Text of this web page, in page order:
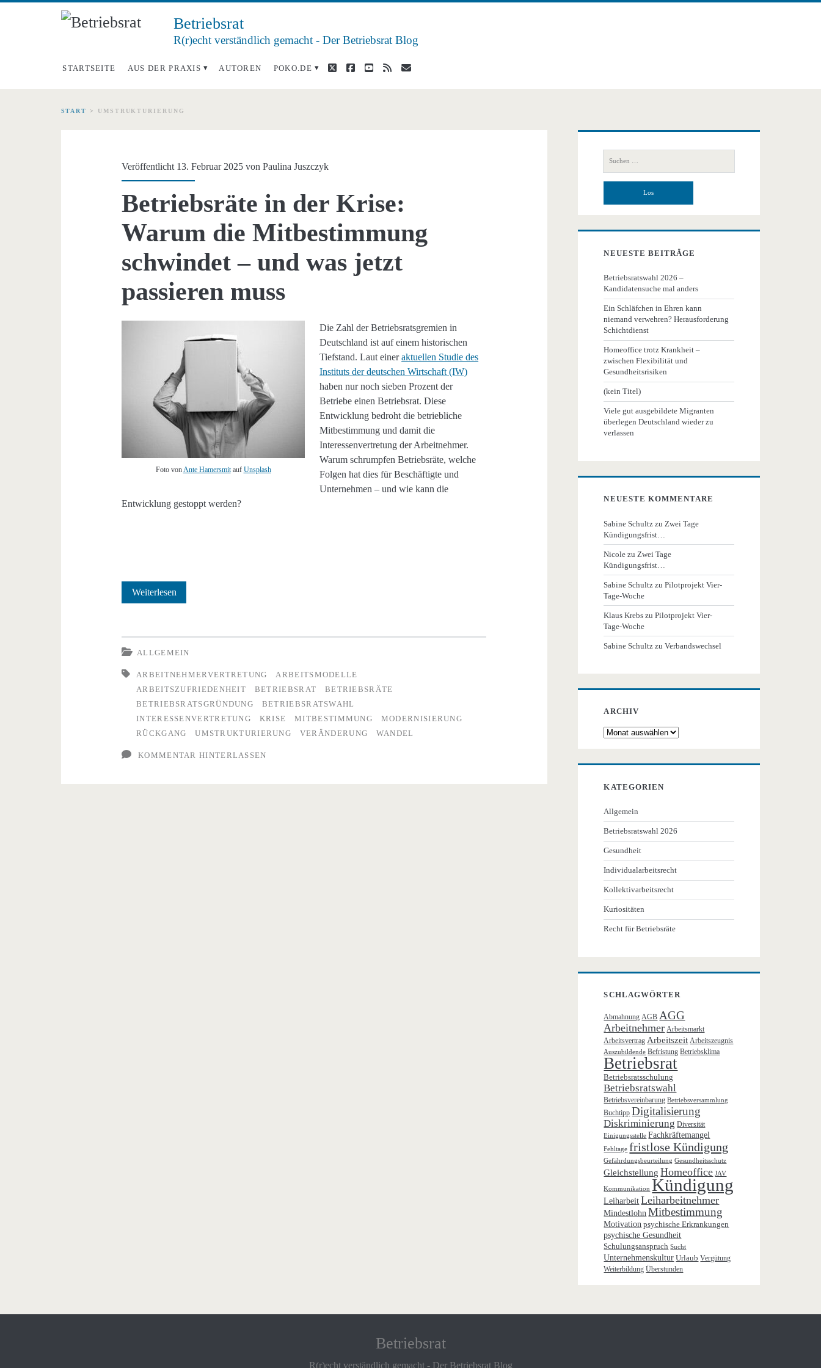
Betriebsrat
R(r)echt verständlich gemacht - Der Betriebsrat Blog
STARTSEITE AUS DER PRAXIS AUTOREN POKO.DE twitterfacebook
youtube
rss E-
START > UMSTRUKTURIERUNG
<span>Umstrukturierung</span>
Veröffentlicht 13. Februar 2025 vonPaulina Juszczyk
Betriebsräte in der Krise:
Warum die Mitbestimmung
schwindet – und was jetzt
passieren muss
Foto von Ante Hamersmitauf Unsplash
Die Zahl der Betriebsratsgremien in
Deutschland ist auf einem historischen
Tiefstand. Laut eineraktuellen Studie des
Instituts der deutschen Wirtschaft (IW)
haben nur noch sieben Prozent der
Betriebe einen Betriebsrat. Diese
Entwicklung bedroht die betriebliche
Mitbestimmung und damit die
Interessenvertretung der Arbeitnehmer.
Warum schrumpfen Betriebsräte, welche
Folgen hat dies für Beschäftigte und
Unternehmen – und wie kann die
Entwicklung gestoppt werden?
WeiterlesenBetriebsräte
der
Krise:
Warum
die
Mitbestimmung
ALLGEMEIN
ARBEITNEHMERVERTRETUNG
ARBEITSMODELLE
ARBEITSZUFRIEDENHEIT
BETRIEBSRAT
BETRIEBSRÄTE
BETRIEBSRATSGRÜNDUNG
BETRIEBSRATSWAHL
INTERESSENVERTRETUNG
KRISE MITBESTIMMUNG
MODERNISIERUNG
RÜCKGANG
UMSTRUKTURIERUNG VERÄNDERUNG WANDEL
KOMMENTAR HINTERLASSEN
Primäre
Seitenleiste
nach:
NEUESTE BEITRÄGE
Betriebsratswahl 2026 –
Kandidatensuche mal anders
Ein Schläfchen in Ehren kann
niemand verwehren? Herausforderung
Schichtdienst
Homeoffice trotz Krankheit –
zwischen Flexibilität und
Gesundheitsrisiken
(kein Titel)
Viele gut ausgebildete Migranten
überlegen Deutschland wieder zu
verlassen
NEUESTE KOMMENTARE
Sabine Schultz zu Zwei Tage
Kündigungsfrist…
Nicole zu Zwei Tage
Kündigungsfrist…
Sabine Schultz zuPilotprojekt Vier-
Tage-Woche
Klaus Krebs zuPilotprojekt Vier-
Tage-Woche
Sabine Schultz zuVerbandswechsel
ARCHIV
Archiv
KATEGORIEN
Allgemein
Betriebsratswahl 2026
Gesundheit
Individualarbeitsrecht
Kollektivarbeitsrecht
Kuriositäten
Recht für Betriebsräte
SCHLAGWÖRTER
Abmahnung AGB AGG
Arbeitnehmer Arbeitsmarkt
Arbeitsvertrag Arbeitszeit Arbeitszeugnis
Auszubildende Befristung Betriebsklima
Betriebsrat
Betriebsratsschulung
Betriebsratswahl
Betriebsvereinbarung Betriebsversammlung
Buchtipp Digitalisierung
Diskriminierung Diversität
Einigungsstelle Fachkräftemangel
Fehltage fristlose Kündigung
Gefährdungsbeurteilung Gesundheitsschutz
Gleichstellung Homeoffice JAV
Kommunikation Kündigung
Leiharbeit Leiharbeitnehmer
Mindestlohn Mitbestimmung
Motivation psychische Erkrankungen
psychische Gesundheit
Schulungsanspruch Sucht
Unternehmenskultur Urlaub Vergütung
Weiterbildung Überstunden
Betriebsrat
R(r)echt verständlich gemacht - Der Betriebsrat Blog